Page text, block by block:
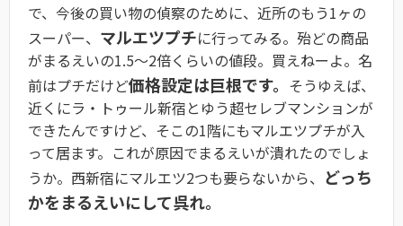
で、今後の買い物の偵察のために、近所のもう1ヶの
スーパー、 マルエツプチに行ってみる。殆どの商品
がまるえいの1.5〜2倍くらいの値段。買えねーよ。名
前はプチだけど価格設定は巨根です。 そうゆえば、
近くにラ・トゥール新宿とゆう超セレブマンションが
できたんですけど、そこの1階にもマルエツプチが入
って居ます。これが原因でまるえいが潰れたのでしょ
うか。西新宿にマルエツ2つも要らないから、 どっち
かをまるえいにして呉れ。